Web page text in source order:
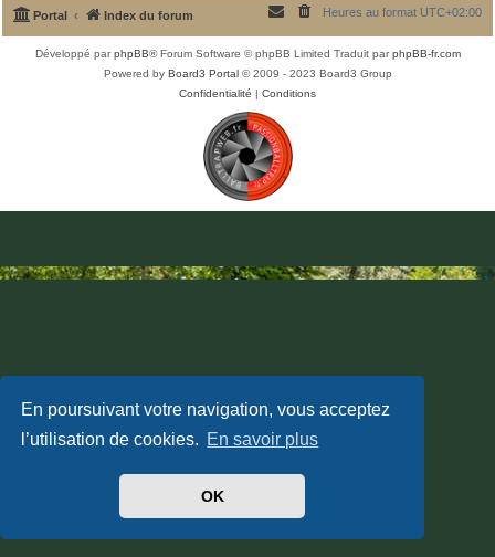
En poursuivant votre navigation, vous acceptez
l’utilisation de cookies. En savoir plus
OK
Portal Index du forum Heures au format UTC+02:00
Développé parphpBB® Forum Software © phpBB Limited Traduit parphpBB-fr.com
Powered by Board3 Portal© 2009 - 2023 Board3 Group
Confidentialité | Conditions